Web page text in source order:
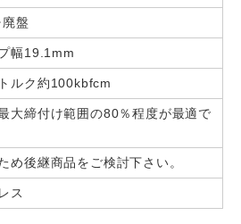
盤
幅19.1mm
ルク約100kbfcm
大締付け範囲の80％程度が最適で
め後継商品をご検討下さい。
ス